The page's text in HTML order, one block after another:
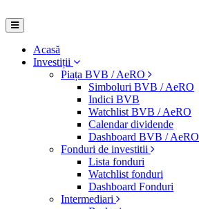
Acasă
Investiții
Piața BVB / AeRO
Simboluri BVB / AeRO
Indici BVB
Watchlist BVB / AeRO
Calendar dividende
Dashboard BVB / AeRO
Fonduri de investitii
Lista fonduri
Watchlist fonduri
Dashboard Fonduri
Intermediari